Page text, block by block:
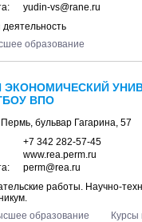
yudin-vs@rane.ru
образование
ЭКОНОМИЧЕСКИЙ
ВПО
Пермь, бульвар Гагарина, 57
+7 342 282-57-45
www.rea.perm.ru
perm@rea.ru
работы. Научно-
образование